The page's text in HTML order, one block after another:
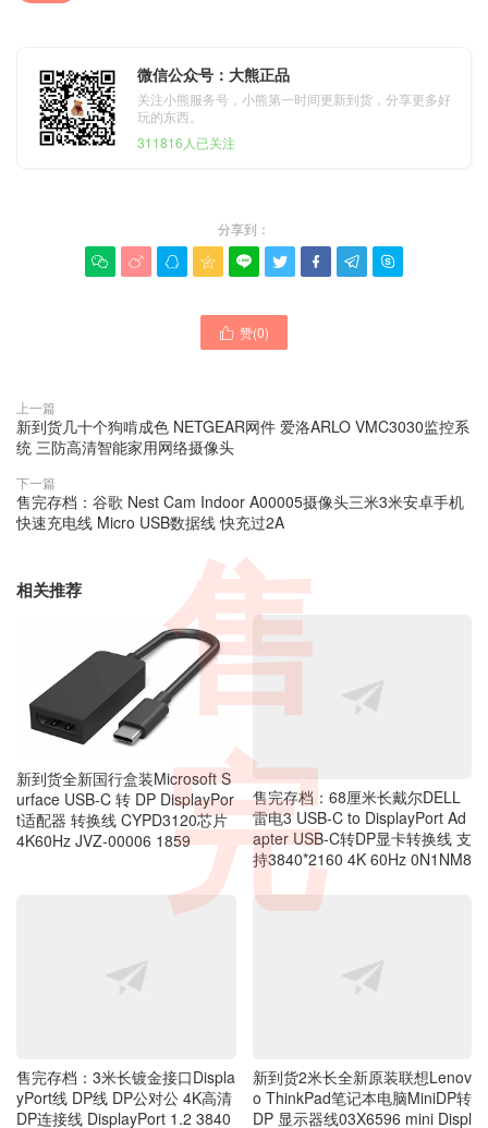
微信公众号：大熊正品
关注小熊服务号，小熊第一时间更新到货，分享更多好
玩的东西。
311816人已关注
分享到：
        
 赞(0)
上一篇
新到货几十个狗啃成色 NETGEAR网件 爱洛ARLO VMC3030监控系
统 三防高清智能家用网络摄像头
下一篇
售完存档：谷歌 Nest Cam Indoor A00005摄像头三米3米安卓手机
快速充电线 Micro USB数据线 快充过2A
相关推荐
新到货全新国行盒装Microsoft S
urface USB-C 转 DP DisplayPor
t适配器 转换线 CYPD3120芯片
4K60Hz JVZ-00006 1859
售完存档：68厘米长戴尔DELL
雷电3 USB-C to DisplayPort Ad
apter USB-C转DP显卡转换线 支
持3840*2160 4K 60Hz 0N1NM8
DP连接线 DisplayPort 1.2 3840
×2160 4K 60HZ显示器线联接线
DP 显示器线03X6596 mini Displ
ayPort to DisplayPort Cable
售
完